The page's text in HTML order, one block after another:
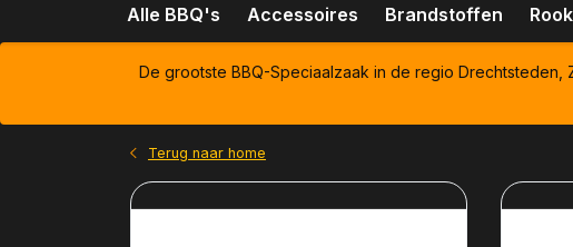
Alle BBQ's Accessoires Brandstoffen
De grootste BBQ-Speciaalzaak in de regio
Terug naar home